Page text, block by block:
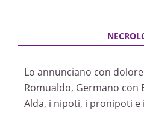
Lo annunciano con
Romualdo, Germano con
Alda, i nipoti, i pronipoti